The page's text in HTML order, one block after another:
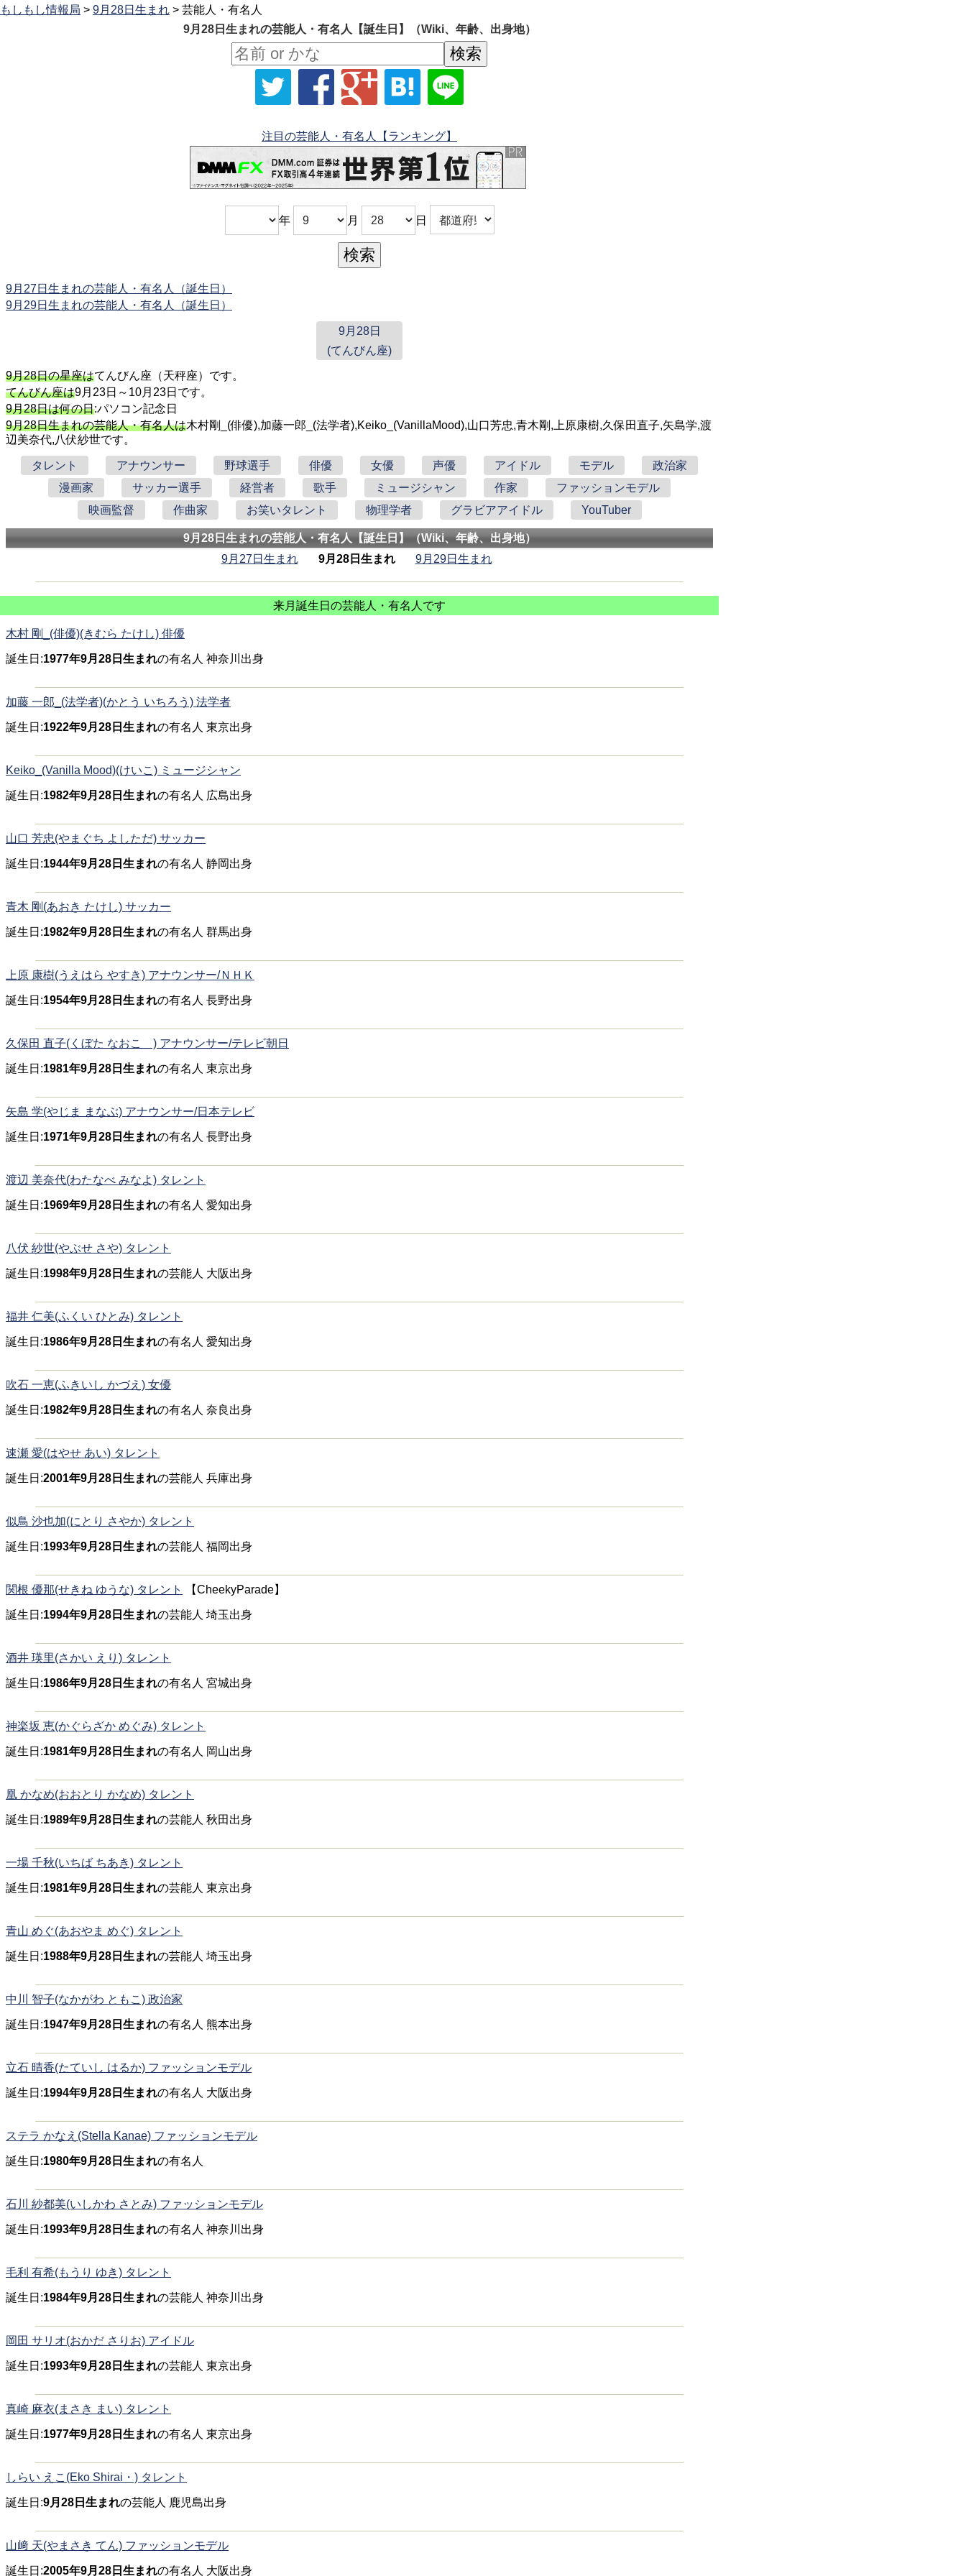
もしもし情報局 > 9月28日生まれ > 芸能人・有名人
9月28日生まれの芸能人・有名人【誕生日】（Wiki、年齢、出身地）
注目の芸能人・有名人【ランキング】
年 月 日
9月27日生まれの芸能人・有名人（誕生日）
9月29日生まれの芸能人・有名人（誕生日）
9月28日
(てんびん座)
9月28日の星座はてんびん座（天秤座）です。
てんびん座は9月23日～10月23日です。
9月28日は何の日:パソコン記念日
9月28日生まれの芸能人・有名人は木村剛_(俳優),加藤一郎_(法学者),Keiko_(VanillaMood),山口芳忠,青木剛,上原康樹,久保田直子,矢島学,渡
辺美奈代,八伏紗世です。
タレント アナウンサー 野球選手 俳優 女優 声優 アイドル モデル
政治家
漫画家
サッカー選手 経営者 歌手 ミュージシャン 作家
ファッションモデル
映画監督
作曲家 お笑いタレント 物理学者 グラビアアイドル YouTuber
9月28日生まれの芸能人・有名人【誕生日】（Wiki、年齢、出身地）
9月27日生まれ
9月28日生まれ 9月29日生まれ
来月誕生日の芸能人・有名人です
木村 剛_(俳優)(きむら たけし) 俳優
誕生日:1977年9月28日生まれの有名人 神奈川出身
加藤 一郎_(法学者)(かとう いちろう) 法学者
誕生日:1922年9月28日生まれの有名人 東京出身
Keiko_(Vanilla Mood)(けいこ) ミュージシャン
誕生日:1982年9月28日生まれの有名人 広島出身
山口 芳忠(やまぐち よしただ) サッカー
誕生日:1944年9月28日生まれの有名人 静岡出身
青木 剛(あおき たけし) サッカー
誕生日:1982年9月28日生まれの有名人 群馬出身
上原 康樹(うえはら やすき) アナウンサー/ＮＨＫ
誕生日:1954年9月28日生まれの有名人 長野出身
久保田 直子(くぼた なおこ ) アナウンサー/テレビ朝日
誕生日:1981年9月28日生まれの有名人 東京出身
矢島 学(やじま まなぶ) アナウンサー/日本テレビ
誕生日:1971年9月28日生まれの有名人 長野出身
渡辺 美奈代(わたなべ みなよ) タレント
誕生日:1969年9月28日生まれの有名人 愛知出身
八伏 紗世(やぶせ さや) タレント
誕生日:1998年9月28日生まれの芸能人 大阪出身
福井 仁美(ふくい ひとみ) タレント
誕生日:1986年9月28日生まれの有名人 愛知出身
吹石 一恵(ふきいし かづえ) 女優
誕生日:1982年9月28日生まれの有名人 奈良出身
速瀬 愛(はやせ あい) タレント
誕生日:2001年9月28日生まれの芸能人 兵庫出身
似鳥 沙也加(にとり さやか) タレント
誕生日:1993年9月28日生まれの芸能人 福岡出身
関根 優那(せきね ゆうな) タレント 【CheekyParade】
誕生日:1994年9月28日生まれの芸能人 埼玉出身
酒井 瑛里(さかい えり) タレント
誕生日:1986年9月28日生まれの有名人 宮城出身
神楽坂 恵(かぐらざか めぐみ) タレント
誕生日:1981年9月28日生まれの有名人 岡山出身
凰 かなめ(おおとり かなめ) タレント
誕生日:1989年9月28日生まれの芸能人 秋田出身
一場 千秋(いちば ちあき) タレント
誕生日:1981年9月28日生まれの芸能人 東京出身
青山 めぐ(あおやま めぐ) タレント
誕生日:1988年9月28日生まれの芸能人 埼玉出身
中川 智子(なかがわ ともこ) 政治家
誕生日:1947年9月28日生まれの有名人 熊本出身
立石 晴香(たていし はるか) ファッションモデル
誕生日:1994年9月28日生まれの有名人 大阪出身
ステラ かなえ(Stella Kanae) ファッションモデル
誕生日:1980年9月28日生まれの有名人
石川 紗都美(いしかわ さとみ) ファッションモデル
誕生日:1993年9月28日生まれの有名人 神奈川出身
毛利 有希(もうり ゆき) タレント
誕生日:1984年9月28日生まれの芸能人 神奈川出身
岡田 サリオ(おかだ さりお) アイドル
誕生日:1993年9月28日生まれの芸能人 東京出身
真崎 麻衣(まさき まい) タレント
誕生日:1977年9月28日生まれの有名人 東京出身
しらい えこ(Eko Shirai・) タレント
誕生日:9月28日生まれの芸能人 鹿児島出身
山﨑 天(やまさき てん) ファッションモデル
誕生日:2005年9月28日生まれの有名人 大阪出身